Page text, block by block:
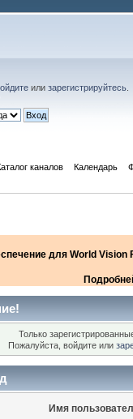
или зарегистрируйтесь
каналов Календарь
для World
Только
Пожалуйста, войдите или
Имя